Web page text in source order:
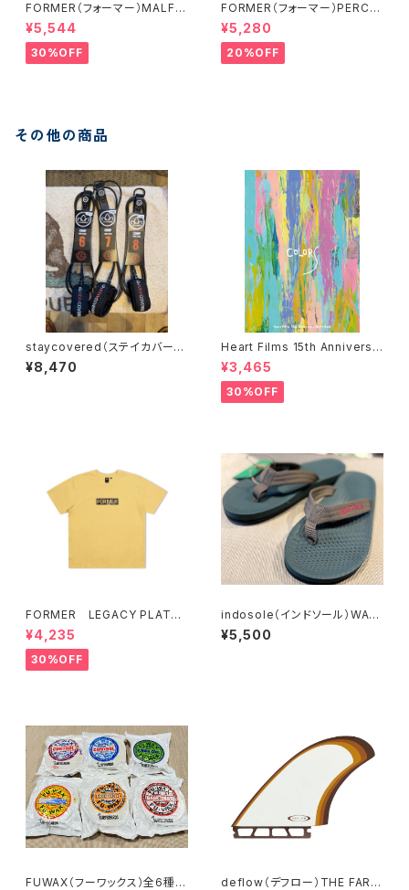
FORMER（フォーマー）MALFU
NCTION LS T-SHIRT BLKカ
ラー Mサイズ
¥5,544
30%OFF
FORMER（フォーマー）PERCE
PTION T-SHIRT // WHITEカ
ラー
¥5,280
20%OFF
その他の商品
staycovered（ステイカバー
ド）8' コンプリーシュ
¥8,470
Heart Films 15th Anniversa
ry “Colors” Movie Book
ハートフィルム
¥3,465
30%OFF
FORMER LEGACY PLATE
T-SHIRT // MUSTARD
¥4,235
30%OFF
indosole（インドソール）WAS
ABI Easy Living Flip Flops
¥5,500
FUWAX（フーワックス）全6種
deflow（デフロー）THE FARM